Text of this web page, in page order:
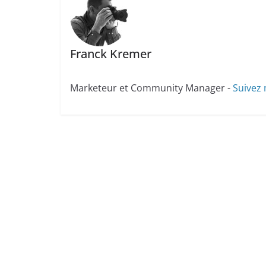
Franck Kremer
Marketeur et Community Manager -Suivez